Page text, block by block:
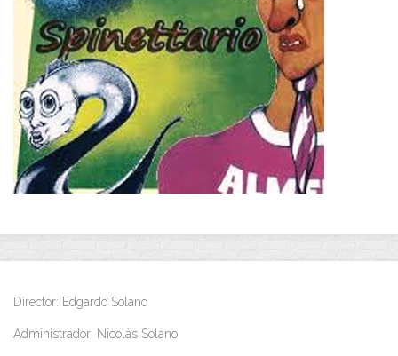
Director: Edgardo Solano
Administrador: Nicolás Solano